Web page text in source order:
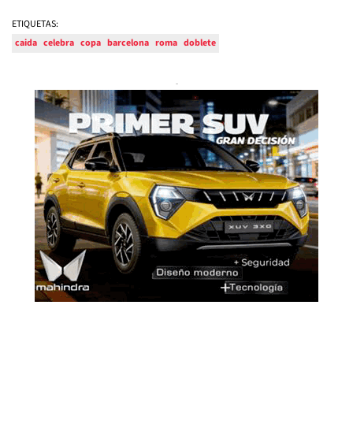
ETIQUETAS:
caida celebra copa barcelona roma doblete